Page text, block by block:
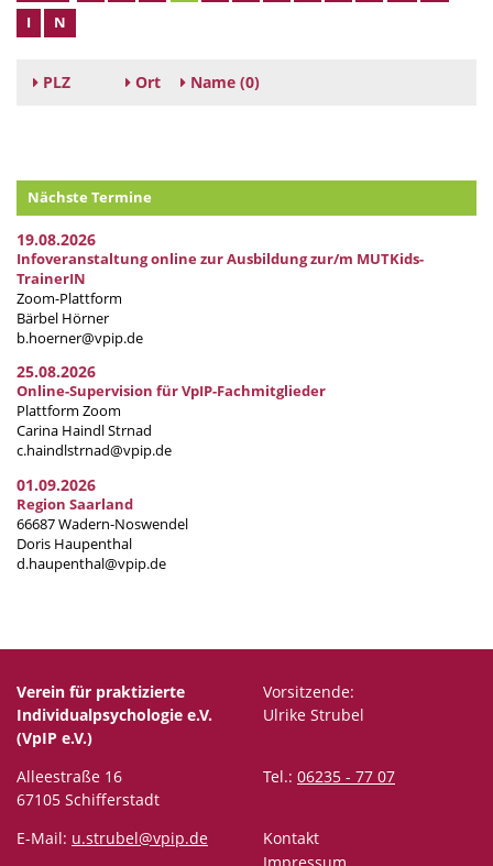
I
N
PLZ Ort Name (0)
Nächste Termine
19.08.2026
Infoveranstaltung online zur Ausbildung zur/m MUTKids-
TrainerIN
Zoom-Plattform
Bärbel Hörner
b.hoerner@vpip.de
25.08.2026
Online-Supervision für VpIP-Fachmitglieder
Plattform Zoom
Carina Haindl Strnad
c.haindlstrnad@vpip.de
01.09.2026
Region Saarland
66687 Wadern-Noswendel
Doris Haupenthal
d.haupenthal@vpip.de
Verein für praktizierte
Individualpsychologie e.V.
(VpIP e.V.)
Vorsitzende:
Ulrike Strubel
Alleestraße 16
67105 Schifferstadt
Tel.: 06235 - 77 07
E-Mail: u.strubel@vpip.de
Kontakt